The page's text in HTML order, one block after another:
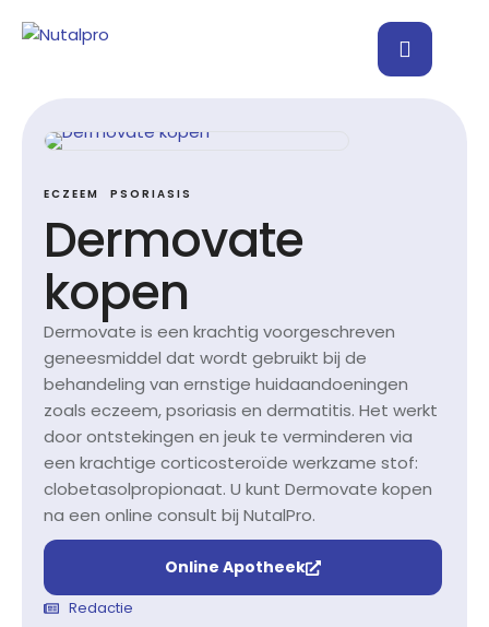
ECZEEM PSORIASIS
Dermovate
kopen
Dermovate is een krachtig voorgeschreven
geneesmiddel dat wordt gebruikt bij de
behandeling van ernstige huidaandoeningen
zoals eczeem, psoriasis en dermatitis. Het werkt
door ontstekingen en jeuk te verminderen via
een krachtige corticosteroïde werkzame stof:
clobetasolpropionaat. U kunt Dermovate kopen
na een online consult bij NutalPro.
Online Apotheek
Redactie